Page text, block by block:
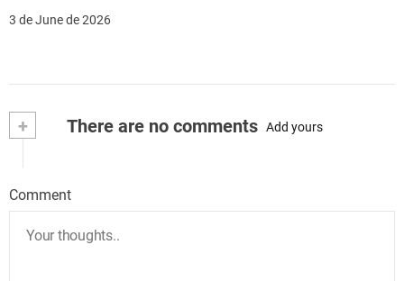
3 de June de 2026
+ There are no comments Add yours
Comment